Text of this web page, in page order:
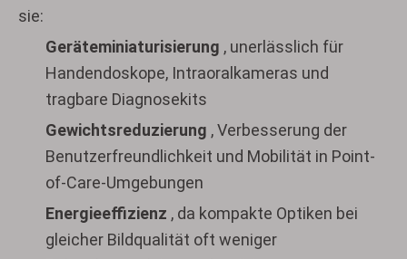
sie:
Geräteminiaturisierung , unerlässlich für
Handendoskope, Intraoralkameras und
tragbare Diagnosekits
Gewichtsreduzierung , Verbesserung der
Benutzerfreundlichkeit und Mobilität in Point-
of-Care-Umgebungen
Energieeffizienz , da kompakte Optiken bei
gleicher Bildqualität oft weniger